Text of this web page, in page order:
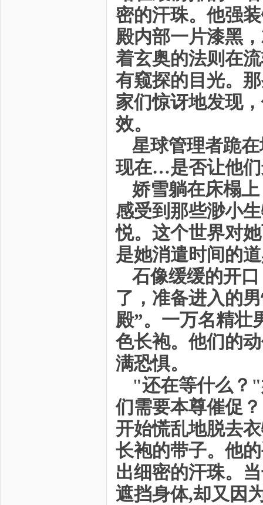
密的汗珠。他强
殿内部一片漆黑
着玄奥的法则在
有窥探的目光。
家们惊讶地发现
效。
星球管理者跪
现在…是否让他
娇雪躺在床榻
感受到那些渺小
悦。这个世界对
是她消遣时间的
石像缓缓的开
了，准备进入的
殿”。一万名精壮
色长袍。他们的
满恐惧。
"还在等什么？
们需要本尊催促
开始慌乱地脱去
长袍的带子。他
出细密的汗珠。
遮挡身体,却又因